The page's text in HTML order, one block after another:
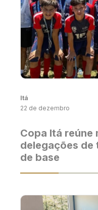
Itá
22 de dezembro
Copa Itá reúne
delegações de
de base